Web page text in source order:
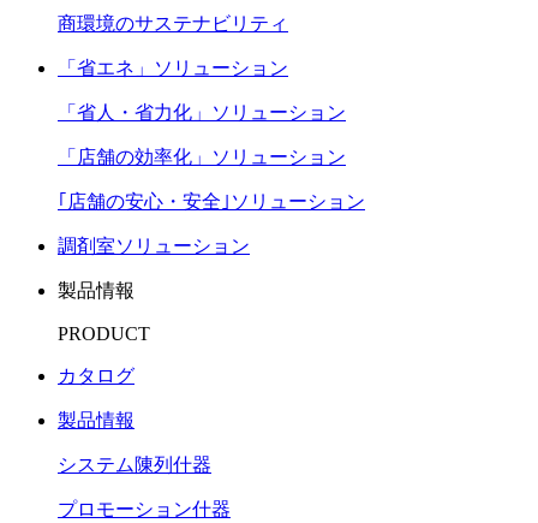
商環境のサステナビリティ
「省エネ」ソリューション
「省人・省力化」ソリューション
「店舗の効率化」ソリューション
｢店舗の安心・安全｣ソリューション
調剤室ソリューション
製品情報
PRODUCT
カタログ
製品情報
システム陳列什器
プロモーション什器